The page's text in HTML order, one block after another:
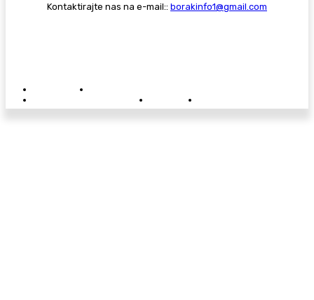
Kontaktirajte nas na e-mail:: borakinfo1@gmail.com